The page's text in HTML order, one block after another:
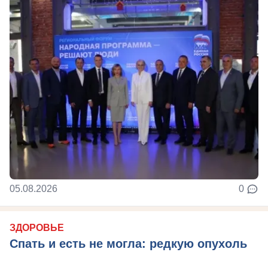
05.08.2026 0
ЗДОРОВЬЕ
Спать и есть не могла: редкую опухоль